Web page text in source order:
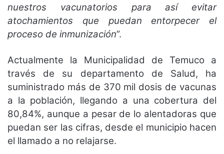
nuestros vacunatorios para así evitar
atochamientos que puedan entorpecer el
proceso de inmunización”.
Actualmente la Municipalidad de Temuco a
través de su departamento de Salud, ha
suministrado más de 370 mil dosis de vacunas
a la población, llegando a una cobertura del
80,84%, aunque a pesar de lo alentadoras que
puedan ser las cifras, desde el municipio hacen
el llamado a no relajarse.